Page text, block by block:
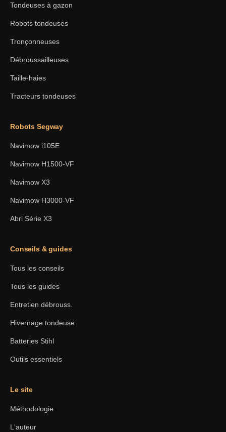
Tondeuses à gazon
Robots tondeuses
Tronçonneuses
Débroussailleuses
Taille-haies
Tracteurs tondeuses
Robots Segway
Navimow i105E
Navimow H1500-VF
Navimow X3
Navimow H3000-VF
Abri Série X3
Conseils & guides
Tous les conseils
Tous les guides
Entretien débrouss.
Hivernage tondeuse
Batteries Stihl
Outils essentiels
Le site
Méthodologie
L'auteur